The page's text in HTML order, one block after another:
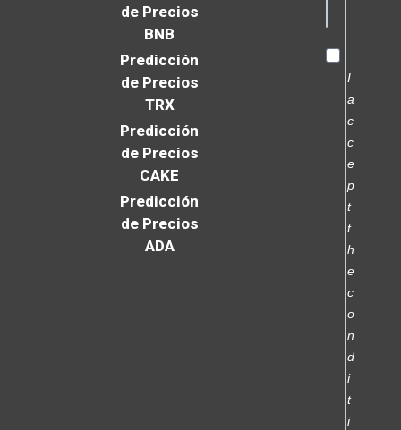
de Precios
BNB
Predicción
de Precios
TRX
Predicción
de Precios
CAKE
Predicción
de Precios
ADA
I
a
c
c
e
p
t
t
h
e
c
o
n
d
i
t
i